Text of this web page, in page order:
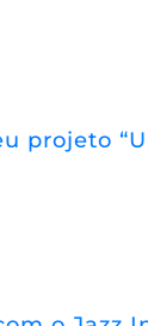
projeto